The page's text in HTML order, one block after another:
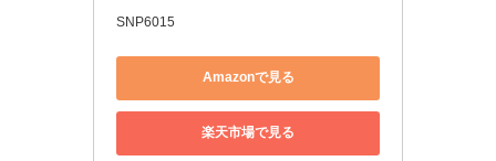
SNP6015
Amazonで見る
楽天市場で見る